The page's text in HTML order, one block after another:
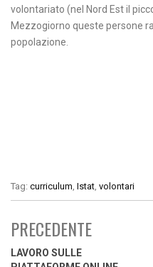
volontariato (nel Nord Est il
Mezzogiorno queste persone
popolazione.
Tag: curriculum Istat volontari
PRECEDENTE
LAVORO SULLE